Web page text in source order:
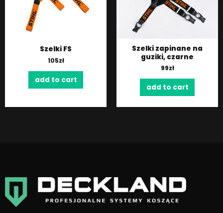
Szelki FS
105zł
add to cart
Szelki zapinane na
guziki, czarne
99zł
add to cart